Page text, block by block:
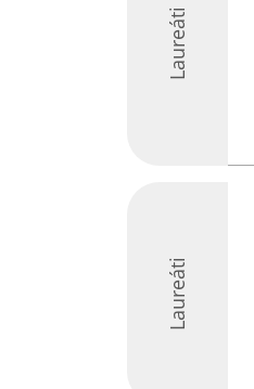
Laureáti
Laureáti